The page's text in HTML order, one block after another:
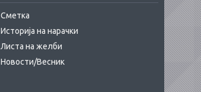
Сметка
Историја на нарачки
Листа на желби
Новости/Весник